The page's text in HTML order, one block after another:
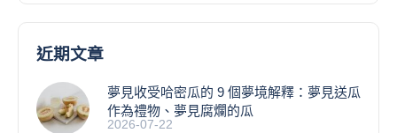
近期文章
夢見收受哈密瓜的 9 個夢境解釋：夢見送瓜
作為禮物、夢見腐爛的瓜
2026-07-22